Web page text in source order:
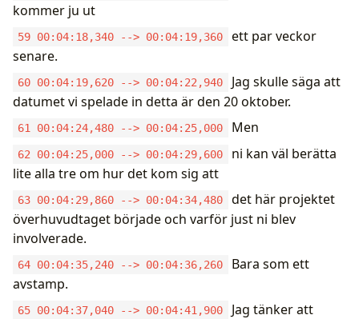
kommer ju ut
59 00:04:18,340 --> 00:04:19,360
ett par veckor
senare.
60 00:04:19,620 --> 00:04:22,940
Jag skulle säga att
datumet vi spelade in detta är den 20 oktober.
61 00:04:24,480 --> 00:04:25,000 Men
62 00:04:25,000 --> 00:04:29,600
ni kan väl berätta
lite alla tre om hur det kom sig att
63 00:04:29,860 --> 00:04:34,480
det här projektet
överhuvudtaget började och varför just ni blev
involverade.
64 00:04:35,240 --> 00:04:36,260
Bara som ett
avstamp.
65 00:04:37,040 --> 00:04:41,900
Jag tänker att